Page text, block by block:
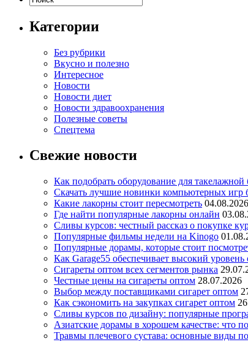
Категории
Без рубрики
Вкусно и полезно
Интересное
Новости
Новости диет
Новости здравоохранения
Полезные советы
Спецтема
Свежие новости
Как подобрать оборудование для такелажной
Скачать лучшие новинки компьютерных игр
Какие лакорны стоит пересмотреть 04.08.2026
Где найти популярные лакорны онлайн
Сливы курсов: честный рассказ о покупке
Популярные фильмы недели на Kinogo
Популярные дорамы, которые стоит
Как Garage55 обеспечивает высокий уровень
Сигареты оптом всех сегментов рынка
Честные цены на сигареты оптом 28.07.2026
Выбор между поставщиками сигарет оптом
Как сэкономить на закупках сигарет оптом
Сливы курсов по дизайну: популярные
Азиатские дорамы в хорошем качестве: что
Травмы плечевого сустава: основные виды